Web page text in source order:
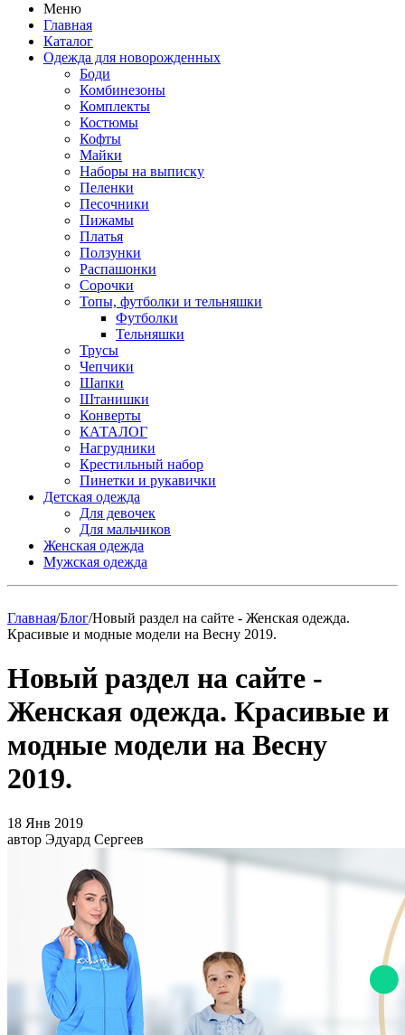
Меню
Главная
Каталог
Одежда для новорожденных
Боди
Комбинезоны
Комплекты
Костюмы
Кофты
Майки
Наборы на выписку
Пеленки
Песочники
Пижамы
Платья
Ползунки
Распашонки
Сорочки
Топы, футболки и тельняшки
Футболки
Тельняшки
Трусы
Чепчики
Шапки
Штанишки
Конверты
КАТАЛОГ
Нагрудники
Крестильный набор
Пинетки и рукавички
Детская одежда
Для девочек
Для мальчиков
Женская одежда
Мужская одежда
Главная/Блог/Новый раздел на сайте - Женская одежда.
Красивые и модные модели на Весну 2019.
Новый раздел на сайте -
Женская одежда. Красивые и
модные модели на Весну
2019.
18 Янв 2019
автор Эдуард Сергеев